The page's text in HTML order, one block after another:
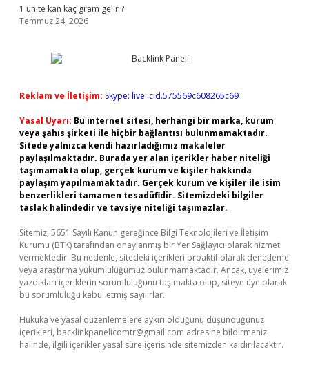
1 ünite kan kaç gram gelir ?
Temmuz 24, 2026
Reklam ve İletişim: Skype: live:.cid.575569c608265c69
Yasal Uyarı: Bu internet sitesi, herhangi bir marka, kurum
veya şahıs şirketi ile hiçbir bağlantısı bulunmamaktadır.
Sitede yalnızca kendi hazırladığımız makaleler
paylaşılmaktadır. Burada yer alan içerikler haber niteliği
taşımamakta olup, gerçek kurum ve kişiler hakkında
paylaşım yapılmamaktadır. Gerçek kurum ve kişiler ile isim
benzerlikleri tamamen tesadüfidir. Sitemizdeki bilgiler
taslak halindedir ve tavsiye niteliği taşımazlar.
Sitemiz, 5651 Sayılı Kanun gereğince Bilgi Teknolojileri ve İletişim
Kurumu (BTK) tarafından onaylanmış bir Yer Sağlayıcı olarak hizmet
vermektedir. Bu nedenle, sitedeki içerikleri proaktif olarak denetleme
veya araştırma yükümlülüğümüz bulunmamaktadır. Ancak, üyelerimiz
yazdıkları içeriklerin sorumluluğunu taşımakta olup, siteye üye olarak
bu sorumluluğu kabul etmiş sayılırlar.
Hukuka ve yasal düzenlemelere aykırı olduğunu düşündüğünüz
içerikleri, backlinkpanelicomtr@gmail.com adresine bildirmeniz
halinde, ilgili içerikler yasal süre içerisinde sitemizden kaldırılacaktır.